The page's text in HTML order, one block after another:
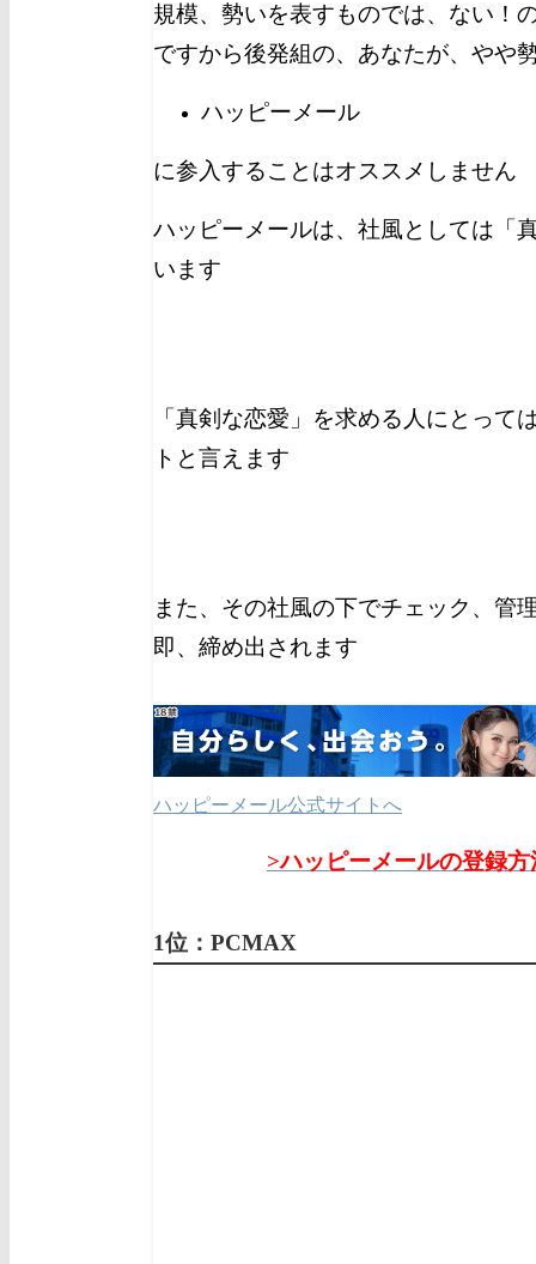
規模、勢いを表すものでは、ない！
ですから後発組の、あなたが、やや
ハッピーメール
に参入することはオススメしません
ハッピーメールは、社風としては「
います
「真剣な恋愛」を求める人にとって
トと言えます
また、その社風の下でチェック、管
即、締め出されます
ハッピーメール公式サイトへ
>ハッピーメールの登録
1位：PCMAX